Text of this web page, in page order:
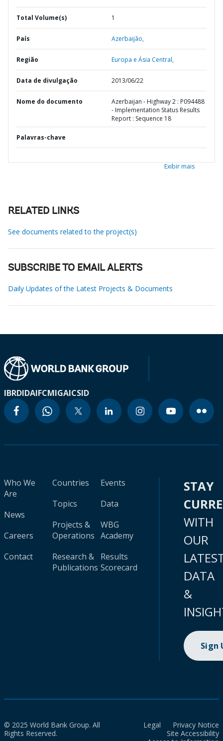
Total Volume(s) 1
País Azerbaijão,
Região Europa e Ásia Central,
Data de divulgação 2013/06/22
Nome do documento
Azerbaijan - Highway 2 : P094488
- Implementation Status Results
Report : Sequence 18
Palavras-chave
Exibir mais
RELATED LINKS
See documents related to the project(s)
SUBSCRIBE TO EMAIL ALERTS
Daily Updates of the Latest Projects & Documents
IBRDIDAIFCMIGAICSID
Who We
Are
News
Careers
Contact
Countries
Topics
Projects &
Operations
Research &
Publications
Events
Data
WBG
Academy
Results
Scorecard
STAY
WITH
OUR
DATA
&
Sign
© 2025 World Bank Group. All
Rights Reserved.
Legal
Privacy Notice
Site Accessibility